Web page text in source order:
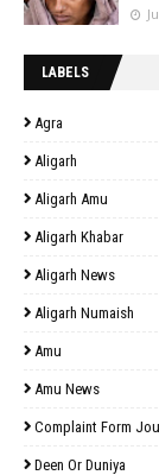
LABELS
Agra
Aligarh
Aligarh Amu
Aligarh Khabar
Aligarh News
Aligarh Numaish
Amu
Amu News
Complaint Form
Deen Or Duniya